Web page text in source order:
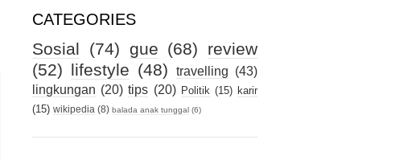
CATEGORIES
Sosial (74) gue (68)
review
(52) lifestyle (48) travelling (43)
lingkungan (20) tips (20) Politik (15) karir
(15) wikipedia (8) balada anak tunggal (6)